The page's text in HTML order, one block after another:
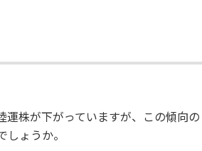
運株が下がっていますが、この傾向の
ょうか。